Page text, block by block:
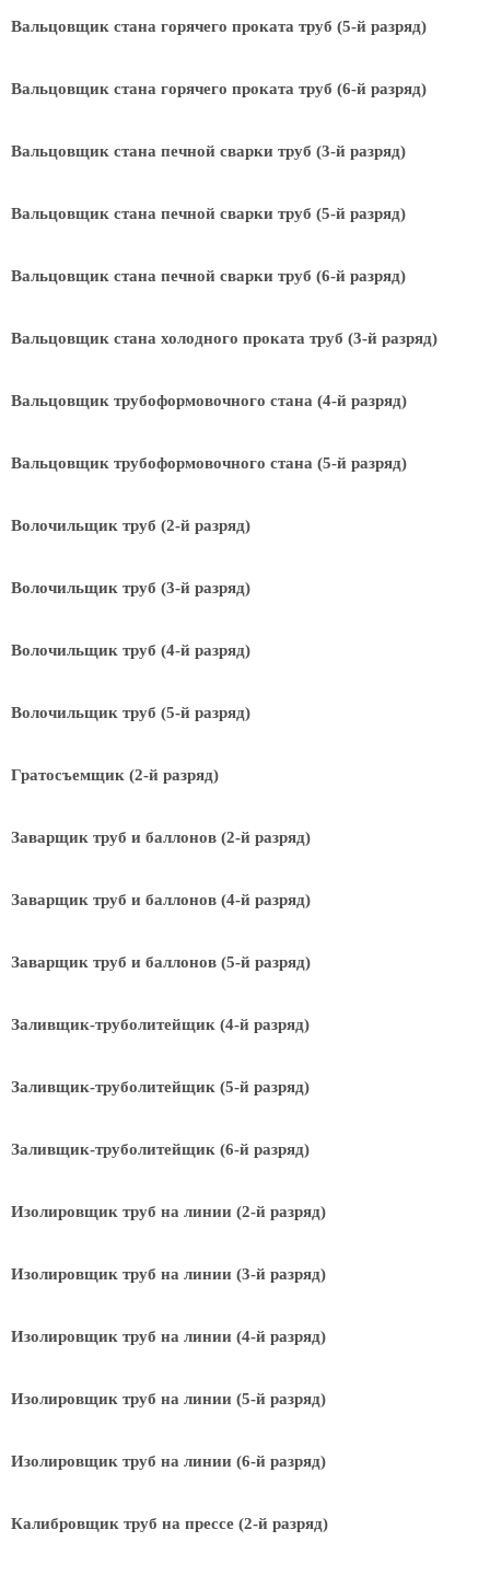
Вальцовщик стана горячего проката труб (5-й разряд)
Вальцовщик стана горячего проката труб (6-й разряд)
Вальцовщик стана печной сварки труб (3-й разряд)
Вальцовщик стана печной сварки труб (5-й разряд)
Вальцовщик стана печной сварки труб (6-й разряд)
Вальцовщик стана холодного проката труб (3-й разряд)
Вальцовщик трубоформовочного стана (4-й разряд)
Вальцовщик трубоформовочного стана (5-й разряд)
Волочильщик труб (2-й разряд)
Волочильщик труб (3-й разряд)
Волочильщик труб (4-й разряд)
Волочильщик труб (5-й разряд)
Гратосъемщик (2-й разряд)
Заварщик труб и баллонов (2-й разряд)
Заварщик труб и баллонов (4-й разряд)
Заварщик труб и баллонов (5-й разряд)
Заливщик-труболитейщик (4-й разряд)
Заливщик-труболитейщик (5-й разряд)
Заливщик-труболитейщик (6-й разряд)
Изолировщик труб на линии (2-й разряд)
Изолировщик труб на линии (3-й разряд)
Изолировщик труб на линии (4-й разряд)
Изолировщик труб на линии (5-й разряд)
Изолировщик труб на линии (6-й разряд)
Калибровщик труб на прессе (2-й разряд)